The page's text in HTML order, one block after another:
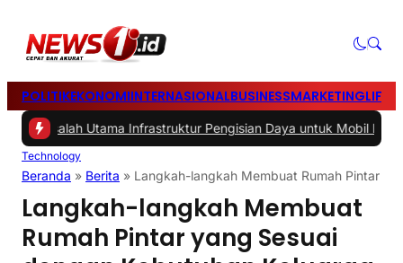
POLITIKEKONOMIINTERNASIONALBUSINESSMARKETING
Utama Infrastruktur Pengisian Daya untuk Mobil Listrik yang
Technology
Beranda » Berita » Langkah-langkah Membuat Rumah Pintar
Langkah-langkah Membuat
Rumah Pintar yang Sesuai